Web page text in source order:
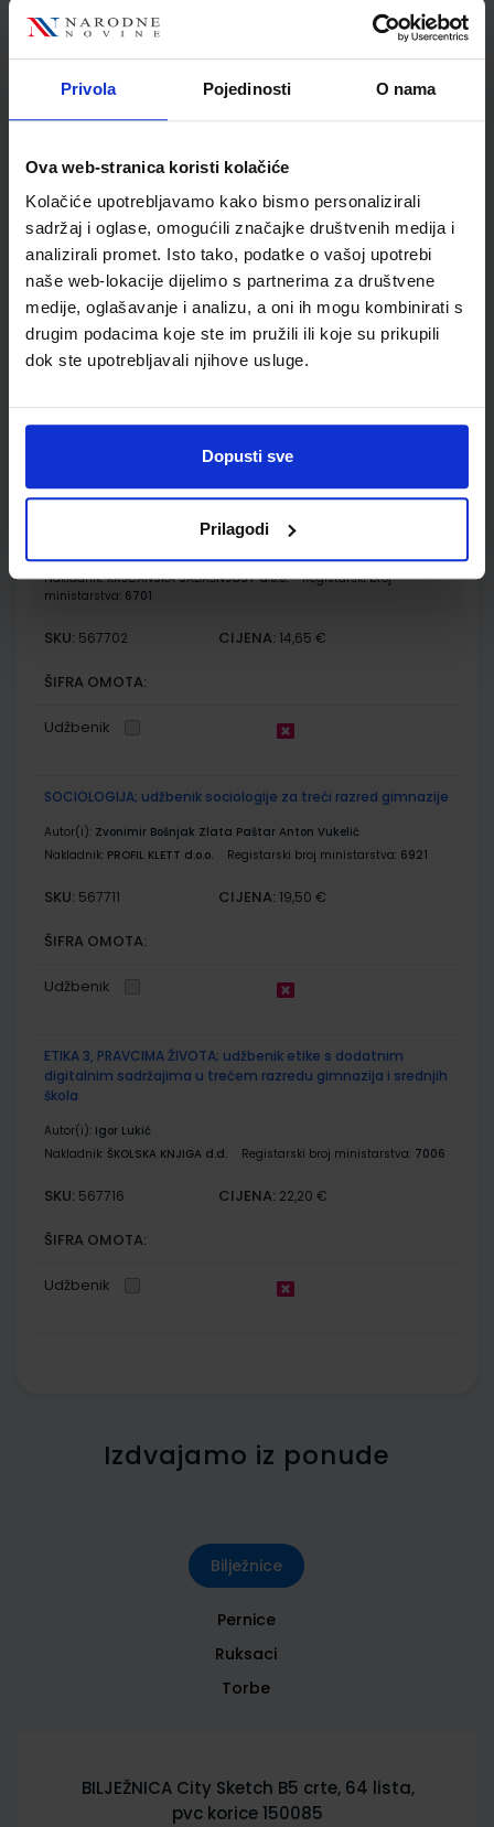
Privola Pojedinosti O nama
Ova web-stranica koristi kolačiće
Kolačiće upotrebljavamo kako bismo personalizirali
sadržaj i oglase, omogućili značajke društvenih medija i
analizirali promet. Isto tako, podatke o vašoj upotrebi
naše web-lokacije dijelimo s partnerima za društvene
medije, oglašavanje i analizu, a oni ih mogu kombinirati s
drugim podacima koje ste im pružili ili koje su prikupili
dok ste upotrebljavali njihove usluge.
Dopusti sve
Prilagodi
Nakladnik: ŠKOLSKA KNJIGA d.d. Registarski broj ministarstva:7086
SKU:567640 CIJENA:25,00 €
TRAGOVI 3; udžbenik povijesti s dodatnim digitalnim
sadržajem u trećem razredu gimnazije
Autor(i):Igor Artić Dijana Muškardin Ivana Santica
Nakladnik:ŠKOLSKA KNJIGA d.d. Registarski broj ministarstva: 7100
SKU:567690 CIJENA:24,50 €
Udžbenik
ŽIVOTU USUSRET; udžbenik katoličkog vjeronauka za treći
Nakladnik:KRŠĆANSKA SADAŠNJOST d.o.o.
Registarski broj
ministarstva: 6701
SKU: 567702 CIJENA: 14,65 €
ŠIFRA OMOTA:
Udžbenik
SOCIOLOGIJA; udžbenik sociologije za treći razred gimnazije
Autor(i): Zvonimir Bošnjak Zlata Paštar Anton Vukelić
Nakladnik: PROFIL KLETT d.o.o. Registarski broj ministarstva: 6921
SKU: 567711 CIJENA: 19,50 €
ŠIFRA OMOTA:
Udžbenik
ETIKA 3, PRAVCIMA ŽIVOTA; udžbenik etike s dodatnim
digitalnim sadržajima u trećem razredu gimnazija i srednjih
škola
Autor(i): Igor Lukić
Nakladnik: ŠKOLSKA KNJIGA d.d. Registarski broj ministarstva: 7006
SKU: 567716 CIJENA: 22,20 €
ŠIFRA OMOTA:
Udžbenik
Izdvajamo iz ponude
Bilježnice
Pernice
Ruksaci
Torbe
BILJEŽNICA City Sketch B5 crte, 64 lista,
pvc korice 150085